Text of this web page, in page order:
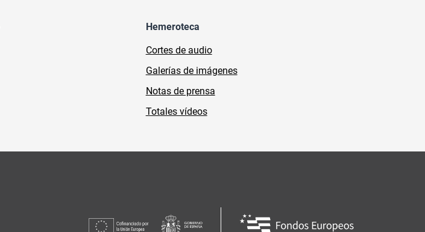
Hemeroteca
Cortes de audio
Galerías de imágenes
Notas de prensa
Totales vídeos